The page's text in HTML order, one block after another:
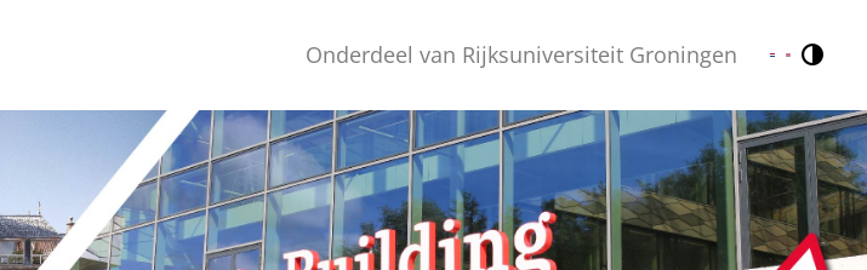
Onderdeel van Rijksuniversiteit Groningen Nederlands
English